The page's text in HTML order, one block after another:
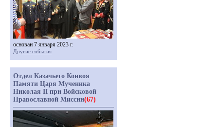
основан 7 января 2023 г.
Другие события
Отдел Казачьего Конвоя
Памяти Царя Мученика
Николая II при Войсковой
Православной Миссии(67)